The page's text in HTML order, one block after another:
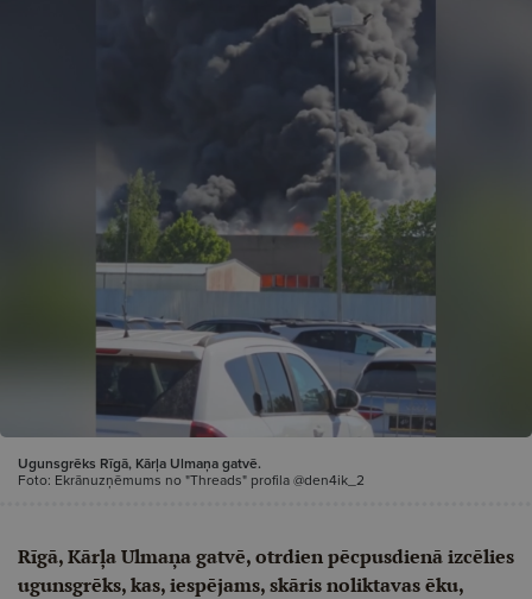
Ugunsgrēks Rīgā, Kārļa Ulmaņa gatvē.
Foto: Ekrānuzņēmums no "Threads" profila @den4ik_2
Rīgā, Kārļa Ulmaņa gatvē, otrdien pēcpusdienā izcēlies
ugunsgrēks, kas, iespējams, skāris noliktavas ēku,